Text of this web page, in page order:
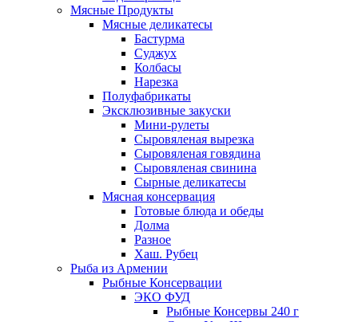
Мясные Продукты
Мясные деликатесы
Бастурма
Суджух
Колбасы
Нарезка
Полуфабрикаты
Эксклюзивные закуски
Мини-рулеты
Сыровяленая вырезка
Сыровяленая говядина
Сыровяленая свинина
Сырные деликатесы
Мясная консервация
Готовые блюда и обеды
Долма
Разное
Хаш. Рубец
Рыба из Армении
Рыбные Консервации
ЭКО ФУД
Рыбные Консервы 240 г